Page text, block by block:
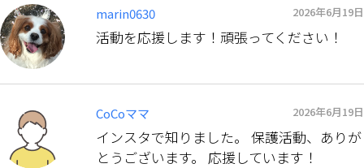
marin0630 2026年6月19日
活動を応援します！頑張ってください！
CoCoママ 2026年6月19日
インスタで知りました。 保護活動、ありが
とうございます。 応援しています！